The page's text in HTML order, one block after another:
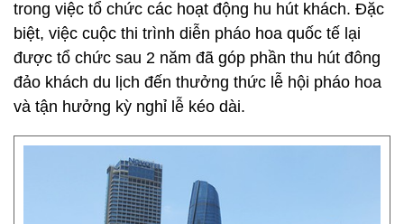
trong việc tổ chức các hoạt động hu hút khách. Đặc
biệt, việc cuộc thi trình diễn pháo hoa quốc tế lại
được tổ chức sau 2 năm đã góp phần thu hút đông
đảo khách du lịch đến thưởng thức lễ hội pháo hoa
và tận hưởng kỳ nghỉ lễ kéo dài.